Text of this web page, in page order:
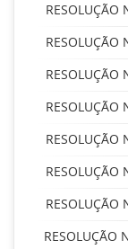
RESOLUÇÃO
RESOLUÇÃO
RESOLUÇÃO
RESOLUÇÃO
RESOLUÇÃO
RESOLUÇÃO
RESOLUÇÃO
RESOLUÇÃO